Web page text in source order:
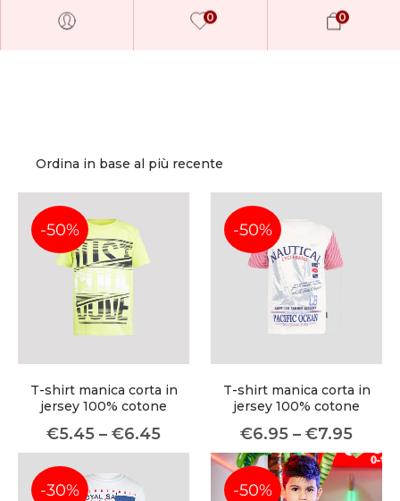
Millions of people around the world
visit Envato to buy and sell creative
assets, use smart design templates,
marketplace paired with an unlimited
subscription service, Envato helps
creatives like you get projects done
faster.
0 0
-50%
T-shirt manica corta in
jersey 100% cotone
€5.45 – €6.45
-50%
T-shirt manica corta in
jersey 100% cotone
€6.95 – €7.95
-30% -50%